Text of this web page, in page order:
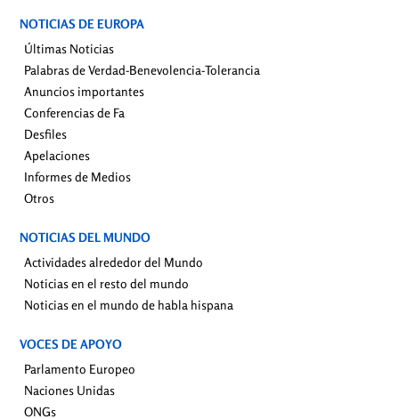
NOTICIAS DE EUROPA
Últimas Noticias
Palabras de Verdad-Benevolencia-Tolerancia
Anuncios importantes
Conferencias de Fa
Desfiles
Apelaciones
Informes de Medios
Otros
NOTICIAS DEL MUNDO
Actividades alrededor del Mundo
Noticias en el resto del mundo
Noticias en el mundo de habla hispana
VOCES DE APOYO
Parlamento Europeo
Naciones Unidas
ONGs